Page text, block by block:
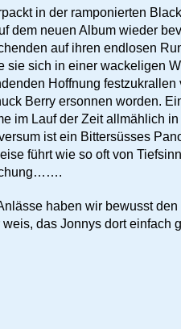
in der ramponierten
dem neuen Album wieder
auf ihren endlosen
sie sich in einer wackeligen
Hoffnung
Berry ersonnen worden.
im Lauf der Zeit allmählich
ist ein Bittersüsses
führt wie so oft von
haben wir bewusst
das Jonnys dort einfach